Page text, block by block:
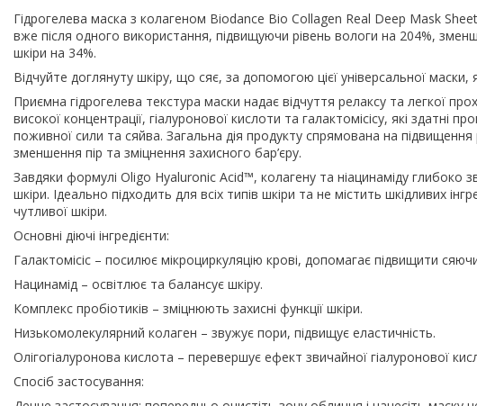
Гідрогелева маска з колагеном Biodance Bio Collagen Real Deep Mask
вже після одного використання, підвищуючи рівень вологи на 204%,
шкіри на 34%.
Відчуйте доглянуту шкіру, що сяє, за допомогою цієї універсальної
Приємна гідрогелева текстура маски надає відчуття релаксу та легкої
високої концентрації, гіалуронової кислоти та галактомісісу, які здатні
поживної сили та сяйва. Загальна дія продукту спрямована на
зменшення пір та зміцнення захисного бар’єру.
Завдяки формулі Oligo Hyaluronic Acid™, колагену та ніацинаміду глибоко
шкіри. Ідеально підходить для всіх типів шкіри та не містить шкідливих
чутливої ​​шкіри.
Основні діючі інгредієнти:
Галактомісіс – посилює мікроциркуляцію крові, допомагає підвищити
Нацинамід – освітлює та балансує шкіру.
Комплекс пробіотиків – зміцнюють захисні функції шкіри.
Низькомолекулярний колаген – звужує пори, підвищує еластичність.
Олігогіалуронова кислота – перевершує ефект звичайної гіалуронової
Спосіб застосування: